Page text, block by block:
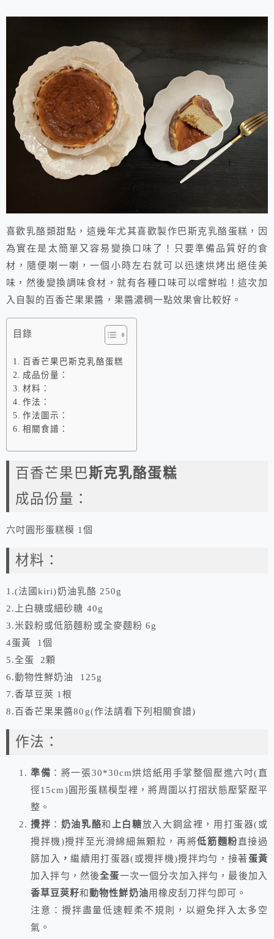
喜歡乳酪類甜點，這幾年尤其喜歡製作巴斯克乳酪蛋糕，因
為實在是太簡單又容易變換口味了！只要準備品質好的食
材，隨便喇一喇，一個小時左右就可以迅速烘烤出絕佳美
味，然後變換調味食材，就有各種口味可以嚐鮮啦！這次加
入自製的百香芒果果醬，果醬濃稠一點效果會比較好。
目錄
百香芒果巴斯克乳酪蛋糕
成品份量：
材料：
作法：
作法圖示：
相關食譜：
百香芒果巴斯克乳酪蛋糕
成品份量：
六吋圓形蛋糕模 1個
材料：
1.(法國kiri)奶油乳酪 250g
2.上白糖或細砂糖 40g
3.米穀粉或低筋麵粉或全麥麵粉 6g
4蛋黃 1個
5.全蛋 2顆
6.動物性鮮奶油 125g
7.香草豆莢 1根
8.百香芒果果醬80g(作法請看下列相關食譜)
作法：
準備 ：將一張30*30cm烘焙紙用手掌整個壓進六吋(直
徑15cm)圓形蛋糕模型裡，將周圍以打摺狀態壓緊壓平
整。
攪拌 ： 奶油乳酪和 上白糖放入大鋼盆裡，用打蛋器(或
攪拌機)攪拌至光滑綿細無顆粒，再將低筋麵粉直接過
篩加入 ，繼續用打蛋器(或攪拌機)攪拌均勻，接著蛋黃
加入拌勻，然後全蛋一次一個分次加入拌勻，最後加入
香草豆莢籽和動物性鮮奶油用橡皮刮刀拌勻即可。
注意：攪拌盡量低速輕柔不規則，以避免拌入太多空
氣。